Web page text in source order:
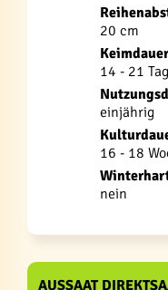
20 cm
14 - 21
einjährig
16 - 18
nein
AUSSAAT